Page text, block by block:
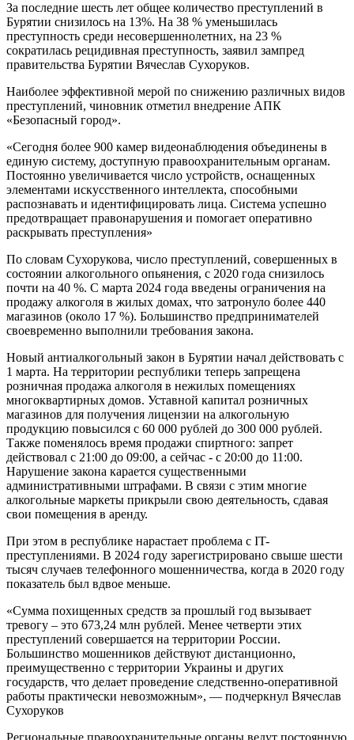
За последние шесть лет общее количество преступлений в
Бурятии снизилось на 13%. На 38 % уменьшилась
преступность среди несовершеннолетних, на 23 %
сократилась рецидивная преступность, заявил зампред
правительства Бурятии Вячеслав Сухоруков.
Наиболее эффективной мерой по снижению различных видов
преступлений, чиновник отметил внедрение АПК
«Безопасный город».
«Сегодня более 900 камер видеонаблюдения объединены в
единую систему, доступную правоохранительным органам.
Постоянно увеличивается число устройств, оснащенных
элементами искусственного интеллекта, способными
распознавать и идентифицировать лица. Система успешно
предотвращает правонарушения и помогает оперативно
раскрывать преступления»
По словам Сухорукова, число преступлений, совершенных в
состоянии алкогольного опьянения, с 2020 года снизилось
почти на 40 %. С марта 2024 года введены ограничения на
продажу алкоголя в жилых домах, что затронуло более 440
магазинов (около 17 %). Большинство предпринимателей
своевременно выполнили требования закона.
Новый антиалкогольный закон в Бурятии начал действовать с
1 марта. На территории республики теперь запрещена
розничная продажа алкоголя в нежилых помещениях
многоквартирных домов. Уставной капитал розничных
магазинов для получения лицензии на алкогольную
продукцию повысился с 60 000 рублей до 300 000 рублей.
Также поменялось время продажи спиртного: запрет
действовал с 21:00 до 09:00, а сейчас - с 20:00 до 11:00.
Нарушение закона карается существенными
административными штрафами. В связи с этим многие
алкогольные маркеты прикрыли свою деятельность, сдавая
свои помещения в аренду.
При этом в республике нарастает проблема с IT-
преступлениями. В 2024 году зарегистрировано свыше шести
тысяч случаев телефонного мошенничества, когда в 2020 году
показатель был вдвое меньше.
«Сумма похищенных средств за прошлый год вызывает
тревогу – это 673,24 млн рублей. Менее четверти этих
преступлений совершается на территории России.
Большинство мошенников действуют дистанционно,
преимущественно с территории Украины и других
государств, что делает проведение следственно-оперативной
работы практически невозможным», — подчеркнул Вячеслав
Сухоруков